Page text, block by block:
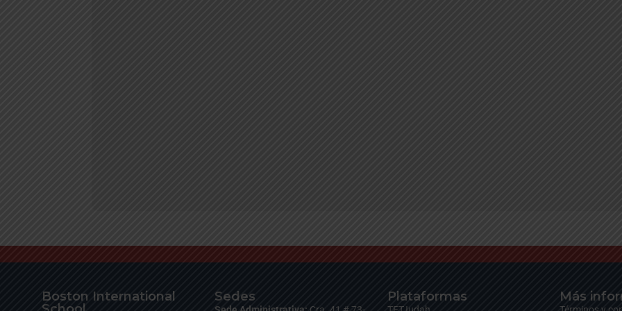
MI ENTREGA A JESÚS
16 julio, 2024 Ocurrido
Boston International
Sedes Plataformas Más